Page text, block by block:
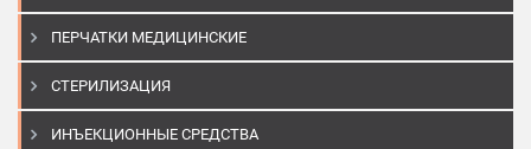
ПЕРЧАТКИ МЕДИЦИНСКИЕ
СТЕРИЛИЗАЦИЯ
ИНЪЕКЦИОННЫЕ СРЕДСТВА